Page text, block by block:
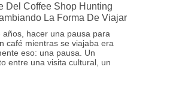
Del Coffee Shop Hunting
La Forma De Viajar
años, hacer una pausa para
café mientras se viajaba era
eso: una pausa. Un
entre una visita cultural, un